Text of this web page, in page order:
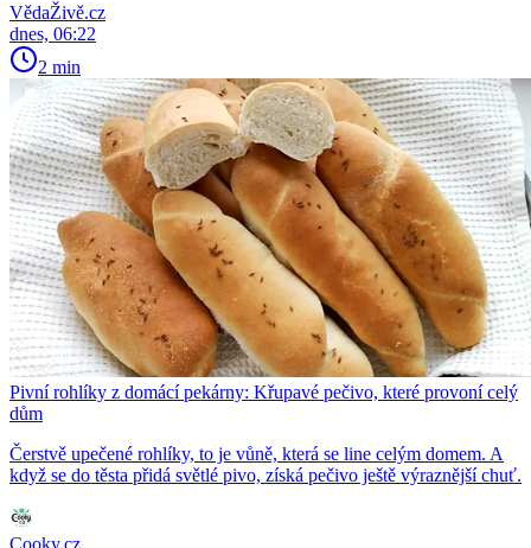
VědaŽivě.cz
dnes, 06:22
2 min
Pivní rohlíky z domácí pekárny: Křupavé pečivo, které provoní celý
dům
Čerstvě upečené rohlíky, to je vůně, která se line celým domem. A
když se do těsta přidá světlé pivo, získá pečivo ještě výraznější chuť.